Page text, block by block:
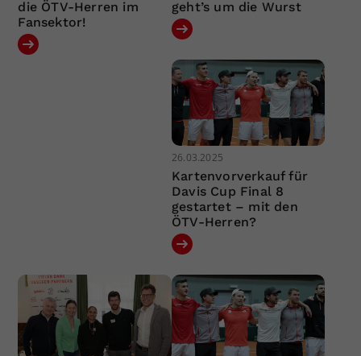
die ÖTV-Herren im
Fansektor!
geht’s um die Wurst
26.03.2025
Kartenvorverkauf für
Davis Cup Final 8
gestartet – mit den
ÖTV-Herren?